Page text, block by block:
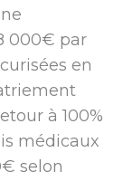
000€ par
en
à 100%
médicaux
selon